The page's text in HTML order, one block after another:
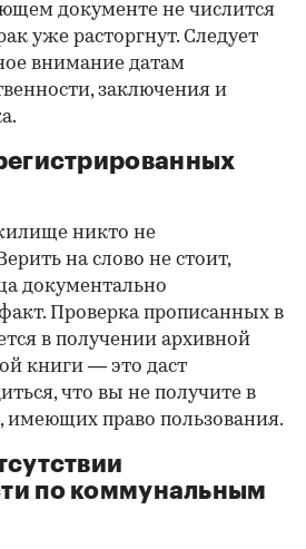
документе не числится
уже расторгнут. Следует
внимание датам
заключения и
никто не
на слово не стоит,
документально
Проверка прописанных в
в получении архивной
книги — это даст
что вы не получите в
имеющих право пользования.
по коммунальным